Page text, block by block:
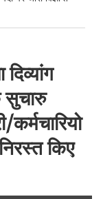
सुचारु
किए